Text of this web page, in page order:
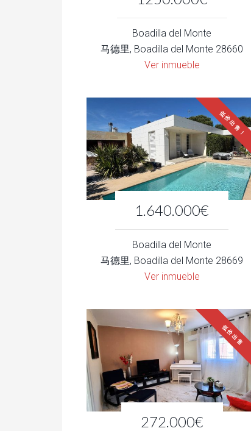
Boadilla del Monte
马德里, Boadilla del Monte 28660
Ver inmueble
1.640.000€
低价出售！
Boadilla del Monte
马德里, Boadilla del Monte 28669
Ver inmueble
272.000€
低价出售